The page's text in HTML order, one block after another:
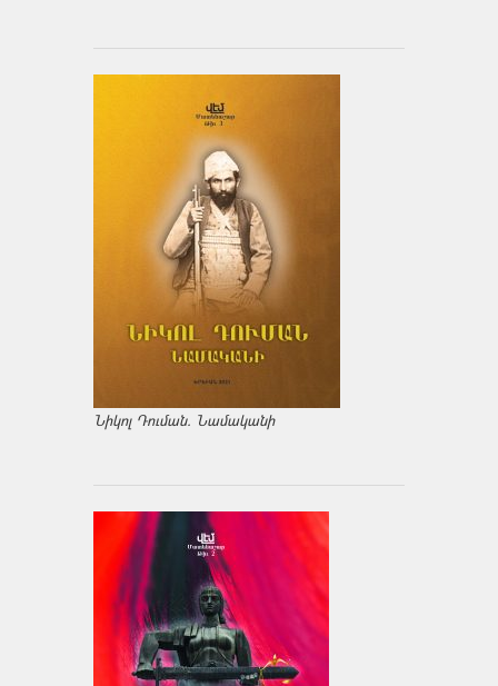
Նիկոլ Դուման. Նամականի